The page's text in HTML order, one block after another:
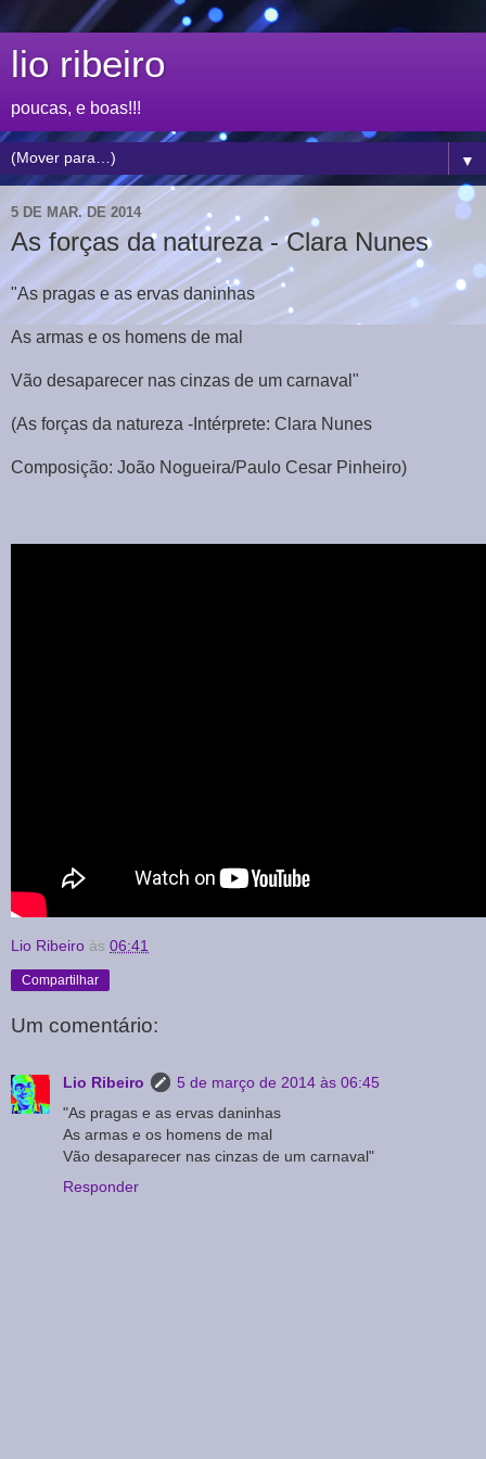
lio ribeiro
poucas, e boas!!!
▼
5 DE MAR. DE 2014
As forças da natureza - Clara Nunes
"As pragas e as ervas daninhas
As armas e os homens de mal
Vão desaparecer nas cinzas de um carnaval"
(As forças da natureza -Intérprete: Clara Nunes
Composição: João Nogueira/Paulo Cesar Pinheiro)
Lio Ribeiro às 06:41
Compartilhar
Um comentário:
Lio Ribeiro
5 de março de 2014 às 06:45
"As pragas e as ervas daninhas
As armas e os homens de mal
Vão desaparecer nas cinzas de um carnaval"
Responder